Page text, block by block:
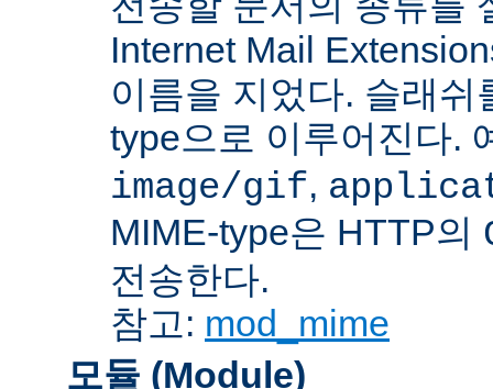
Internet Mail
이름을 지었다. 슬래
type으로 이루어진다.
image/gif,
MIME-type은 HTTP의
전송한다.
참고: mod_mime
모듈 (Module)